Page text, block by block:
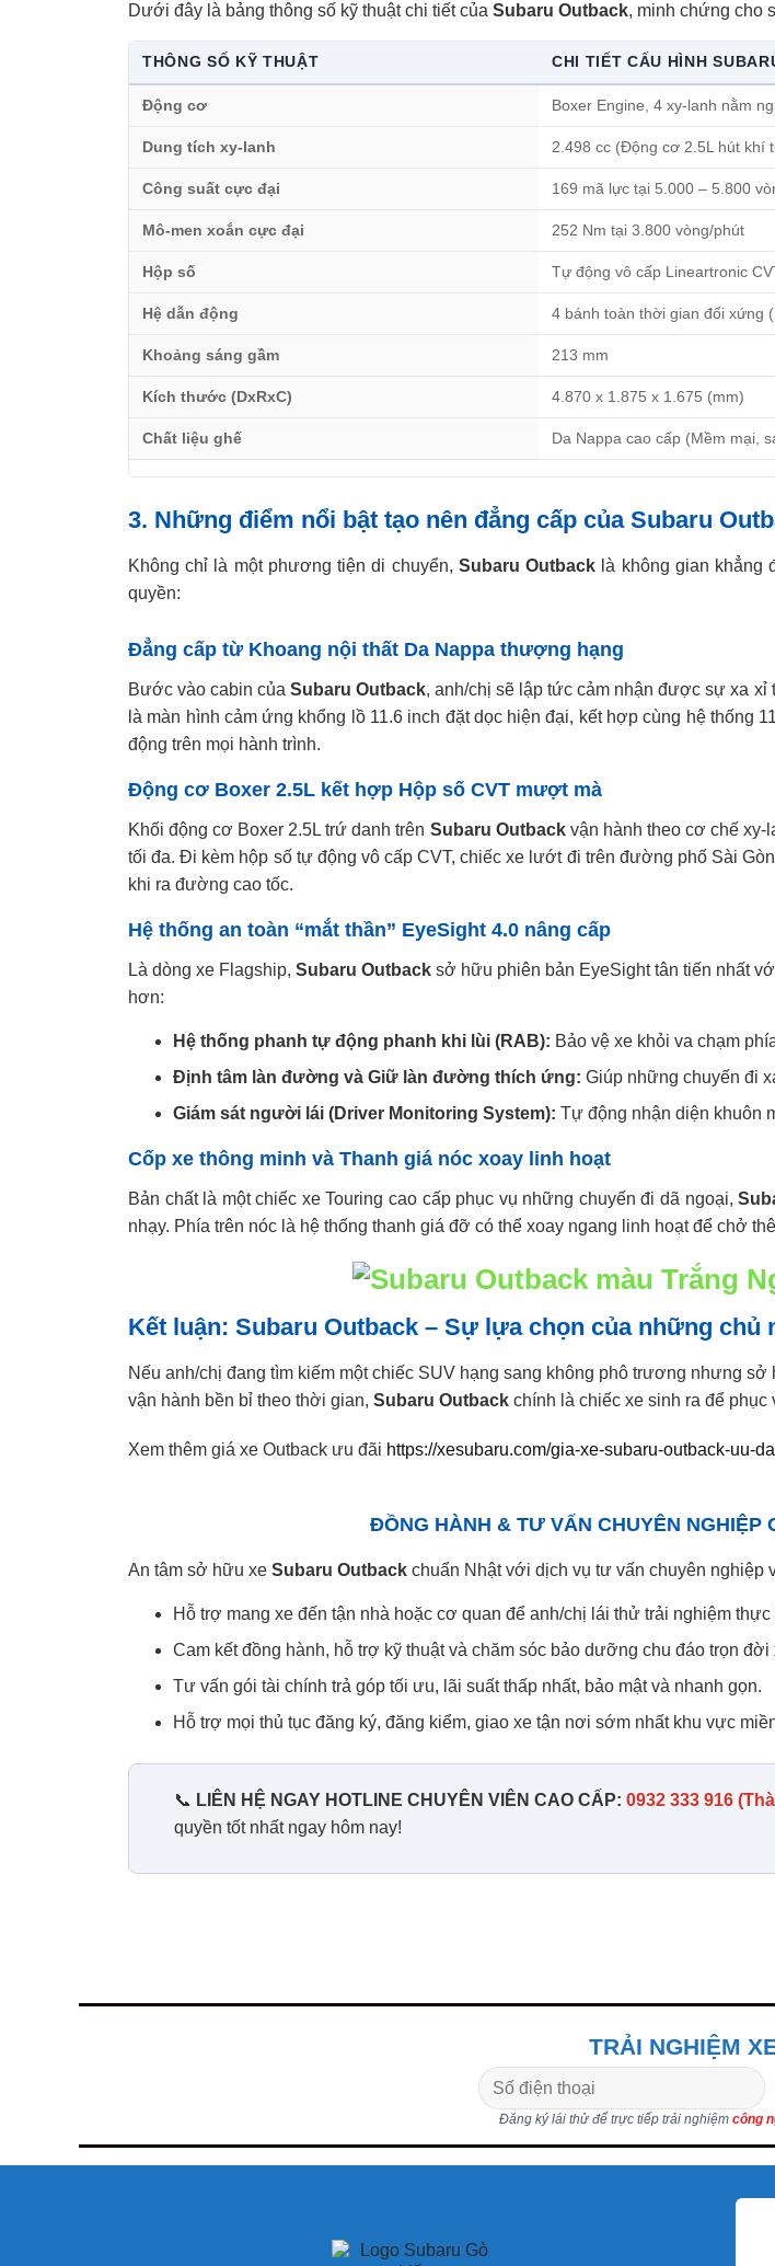
Dưới đây là bảng thông số kỹ thuật chi tiết của Subaru Outback, minh chứng cho
THÔNG SỐ KỸ THUẬT CHI TIẾT CẤU HÌNH
Động cơ Boxer Engine, 4 xy-lanh nằm
Dung tích xy-lanh 2.498 cc (Động cơ 2.5L hút khí
Công suất cực đại 169 mã lực tại 5.000 – 5.800
Mô-men xoắn cực đại 252 Nm tại 3.800 vòng/phút
Hộp số Tự động vô cấp Lineartronic
Hệ dẫn động 4 bánh toàn thời gian đối xứng
Khoảng sáng gầm 213 mm
Kích thước (DxRxC) 4.870 x 1.875 x 1.675 (mm)
Chất liệu ghế Da Nappa cao cấp (Mềm mại,
3. Những điểm nổi bật tạo nên đẳng cấp của Subaru
Không chỉ là một phương tiện di chuyển, Subaru Outback là không gian khẳng
quyền:
Đẳng cấp từ Khoang nội thất Da Nappa thượng hạng
Bước vào cabin củaSubaru Outback, anh/chị sẽ lập tức cảm nhận được sự xa xỉ
là màn hình cảm ứng khổng lồ 11.6 inch đặt dọc hiện đại, kết hợp cùng hệ thống
động trên mọi hành trình.
Động cơ Boxer 2.5L kết hợp Hộp số CVT mượt mà
Khối động cơ Boxer 2.5L trứ danh trên Subaru Outbackvận hành theo cơ chế xy-
tối đa. Đi kèm hộp số tự động vô cấp CVT, chiếc xe lướt đi trên đường phố Sài
khi ra đường cao tốc.
Hệ thống an toàn “mắt thần” EyeSight 4.0 nâng cấp
Là dòng xe Flagship,Subaru Outback sở hữu phiên bản EyeSight tân tiến nhất
hơn:
Hệ thống phanh tự động phanh khi lùi (RAB): Bảo vệ xe khỏi va chạm
Định tâm làn đường và Giữ làn đường thích ứng: Giúp những chuyến đi
Giám sát người lái (Driver Monitoring System): Tự động nhận diện khuôn
Cốp xe thông minh và Thanh giá nóc xoay linh hoạt
Bản chất là một chiếc xe Touring cao cấp phục vụ những chuyến đi dã ngoại,
nhạy. Phía trên nóc là hệ thống thanh giá đỡ có thể xoay ngang linh hoạt để chở
Kết luận: Subaru Outback – Sự lựa chọn của những chủ
Nếu anh/chị đang tìm kiếm một chiếc SUV hạng sang không phô trương nhưng
vận hành bền bỉ theo thời gian, Subaru Outback chính là chiếc xe sinh ra để phục
Xem thêm giá xe Outback ưu đãi https://xesubaru.com/gia-xe-subaru-outback-uu-
ĐỒNG HÀNH & TƯ VẤN CHUYÊN NGHIỆP
An tâm sở hữu xe Subaru Outback chuẩn Nhật với dịch vụ tư vấn chuyên nghiệp
Hỗ trợ mang xe đến tận nhà hoặc cơ quan để anh/chị lái thử trải nghiệm thực
Cam kết đồng hành, hỗ trợ kỹ thuật và chăm sóc bảo dưỡng chu đáo trọn đời
Tư vấn gói tài chính trả góp tối ưu, lãi suất thấp nhất, bảo mật và nhanh gọn.
Hỗ trợ mọi thủ tục đăng ký, đăng kiểm, giao xe tận nơi sớm nhất khu vực
📞 LIÊN HỆ NGAY HOTLINE CHUYÊN VIÊN CAO CẤP: 0932 333 916
quyền tốt nhất ngay hôm nay!
TRẢI NGHIỆM
Đăng ký lái thử để trực tiếp trải nghiệm công